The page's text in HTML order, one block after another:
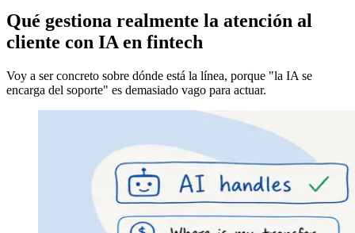
Qué gestiona realmente la atención al
cliente con IA en fintech
Voy a ser concreto sobre dónde está la línea, porque "la IA se
encarga del soporte" es demasiado vago para actuar.